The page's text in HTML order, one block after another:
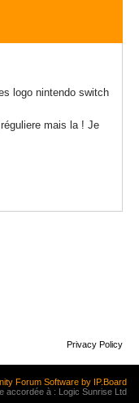
logo nintendo switch
mais la ! Je
Privacy Policy
Forum Software by IP.Board
accordée à : Logic Sunrise Ltd